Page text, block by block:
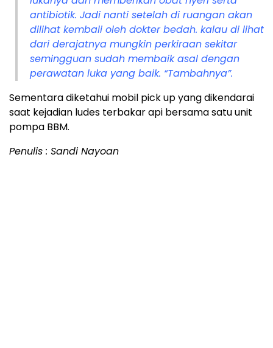
antibiotik. Jadi nanti setelah di ruangan akan
dilihat kembali oleh dokter bedah. kalau di lihat
dari derajatnya mungkin perkiraan sekitar
semingguan sudah membaik asal dengan
perawatan luka yang baik. “Tambahnya”.
Sementara diketahui mobil pick up yang dikendarai
saat kejadian ludes terbakar api bersama satu unit
pompa BBM.
Penulis : Sandi Nayoan